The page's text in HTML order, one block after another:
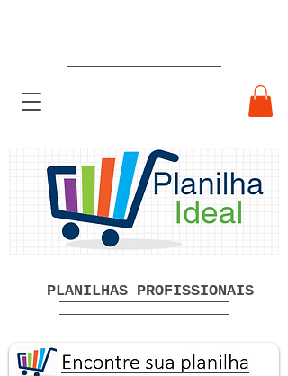
Planilhas Profissionais prontas
Download grátis
PLANILHAS PROFISSIONAIS